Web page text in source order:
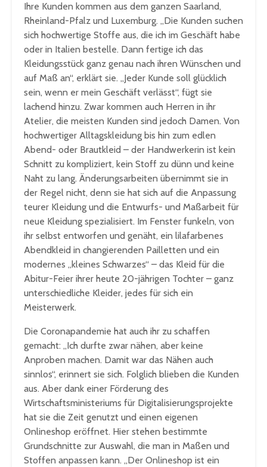
Ihre Kunden kommen aus dem ganzen Saarland,
Rheinland-Pfalz und Luxemburg. „Die Kunden suchen
sich hochwertige Stoffe aus, die ich im Geschäft habe
oder in Italien bestelle. Dann fertige ich das
Kleidungsstück ganz genau nach ihren Wünschen und
auf Maß an“, erklärt sie. „Jeder Kunde soll glücklich
sein, wenn er mein Geschäft verlässt“, fügt sie
lachend hinzu. Zwar kommen auch Herren in ihr
Atelier, die meisten Kunden sind jedoch Damen. Von
hochwertiger Alltagskleidung bis hin zum edlen
Abend- oder Brautkleid – der Handwerkerin ist kein
Schnitt zu kompliziert, kein Stoff zu dünn und keine
Naht zu lang. Änderungsarbeiten übernimmt sie in
der Regel nicht, denn sie hat sich auf die Anpassung
teurer Kleidung und die Entwurfs- und Maßarbeit für
neue Kleidung spezialisiert. Im Fenster funkeln, von
ihr selbst entworfen und genäht, ein lilafarbenes
Abendkleid in changierenden Pailletten und ein
modernes „kleines Schwarzes“ – das Kleid für die
Abitur-Feier ihrer heute 20-jährigen Tochter – ganz
unterschiedliche Kleider, jedes für sich ein
Meisterwerk.
Die Coronapandemie hat auch ihr zu schaffen
gemacht: „Ich durfte zwar nähen, aber keine
Anproben machen. Damit war das Nähen auch
sinnlos“, erinnert sie sich. Folglich blieben die Kunden
aus. Aber dank einer Förderung des
Wirtschaftsministeriums für Digitalisierungsprojekte
hat sie die Zeit genutzt und einen eigenen
Onlineshop eröffnet. Hier stehen bestimmte
Grundschnitte zur Auswahl, die man in Maßen und
Stoffen anpassen kann. „Der Onlineshop ist ein